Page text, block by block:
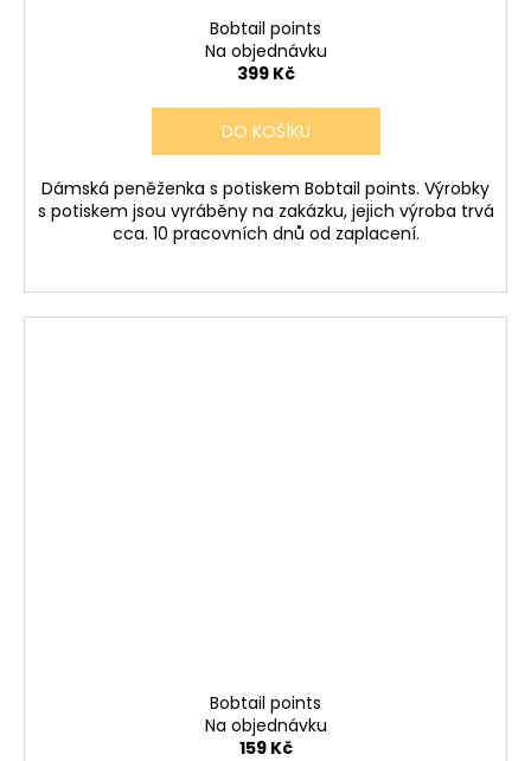
Bobtail points
Na objednávku
399 Kč
DO KOŠÍKU
Dámská peněženka s potiskem Bobtail points. Výrobky
s potiskem jsou vyráběny na zakázku, jejich výroba trvá
cca. 10 pracovních dnů od zaplacení.
Bobtail points
Na objednávku
159 Kč